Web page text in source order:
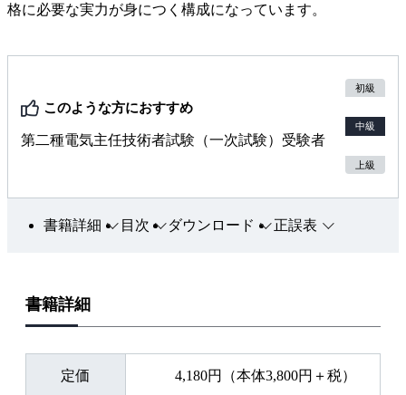
格に必要な実力が身につく構成になっています。
このような方におすすめ
第二種電気主任技術者試験（一次試験）受験者
初級
中級
上級
書籍詳細 目次 ダウンロード 正誤表
書籍詳細
定価 4,180円（本体3,800円＋税）